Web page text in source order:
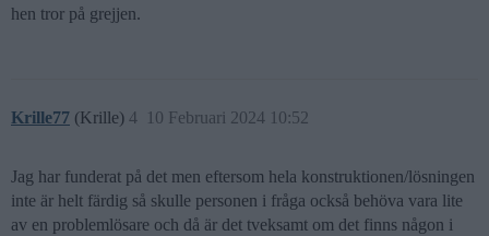
hen tror på grejjen.
Krille77 (Krille) 10 Februari 2024 10:52
4
Jag har funderat på det men eftersom hela konstruktionen/lösningen
inte är helt färdig så skulle personen i fråga också behöva vara lite
av en problemlösare och då är det tveksamt om det finns någon i